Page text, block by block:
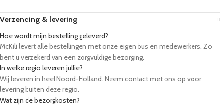
Verzending & levering
Hoe wordt mijn bestelling geleverd?
McKili levert alle bestellingen met onze eigen bus en medewerkers. Zo
bent u verzekerd van een zorgvuldige bezorging.
In welke regio leveren jullie?
Wij leveren in heel Noord-Holland. Neem contact met ons op voor
levering buiten deze regio.
Wat zijn de bezorgkosten?